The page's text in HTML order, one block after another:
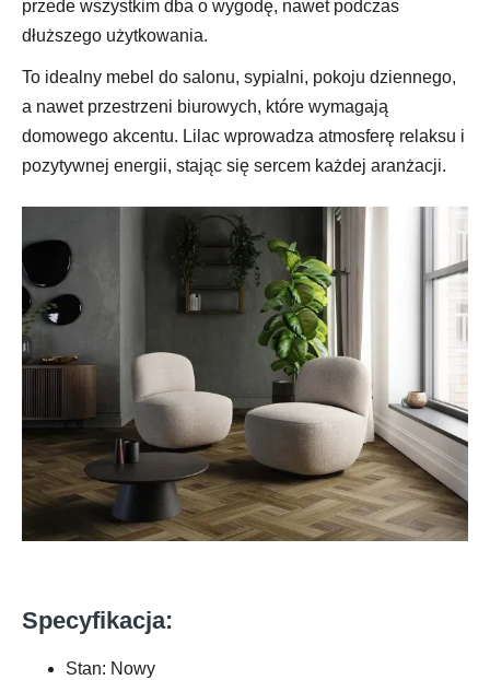
przede wszystkim dba o wygodę, nawet podczas
dłuższego użytkowania.
To idealny mebel do salonu, sypialni, pokoju dziennego,
a nawet przestrzeni biurowych, które wymagają
domowego akcentu. Lilac wprowadza atmosferę relaksu i
pozytywnej energii, stając się sercem każdej aranżacji.
Specyfikacja:
Stan: Nowy